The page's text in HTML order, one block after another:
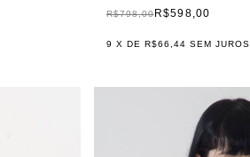
R$598,00
R$798,00
9 X DE R$66,44 SEM JUROS